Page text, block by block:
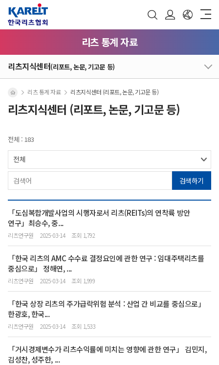
리츠 통계 자료
리츠지식센터(리포트, 논문, 기고문 등)
리츠지식센터 (리포트, 논문, 기고문 등)
리츠 통계 자료 리츠지식센터 (리포트, 논문, 기고문 등)
전체 : 183
검색하기
「도심복합개발사업의 시행자로서 리츠(REITs)의 연착륙 방안
연구」최승수, 중...
리츠연구원 2025-03-14 조회 1,792
「한국 리츠의 AMC 수수료 결정요인에 관한 연구 : 임대주택리츠를
중심으로」 정해연, ...
리츠연구원 2025-03-14 조회 1,999
「한국 상장 리츠의 주가급락위험 분석 : 산업 간 비교를 중심으로」
한광호, 한국...
리츠연구원 2025-03-14 조회 1,533
「거시경제변수가 리츠수익률에 미치는 영향에 관한 연구」 김민지,
김성찬, 성주한, ...